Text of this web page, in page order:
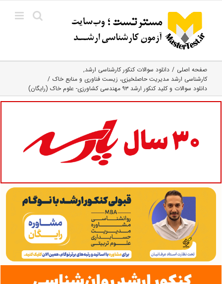
content
صفحه اصلی
دانلود سوالات کنکور کارشناسی ارشد
کارشناسی ارشد مدیریت حاصلخیزی، زیست فناوری و منابع خاک
دانلود سوالات و کلید کنکور ارشد ۹۳ مهندسی کشاورزی- علوم خاک (رایگان)